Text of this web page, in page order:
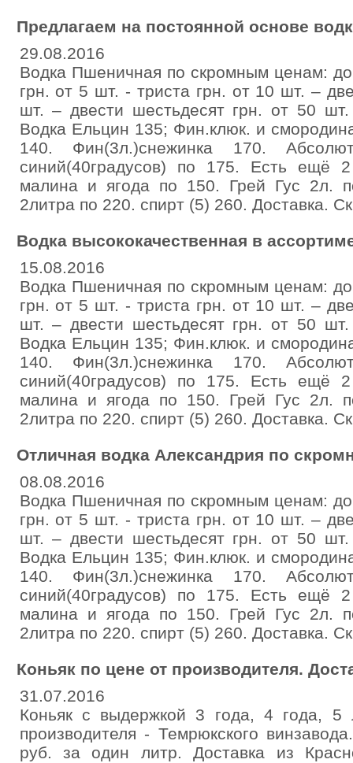
Предлагаем на постоянной основе
29.08.2016
Водка Пшеничная по скромным ценам: до
грн. от 5 шт. - триста грн. от 10 шт. –
шт. – двести шестьдесят грн. от 50 шт.
Водка Ельцин 135; Фин.клюк. и
140. Фин(3л.)снежинка 170.
синий(40градусов) по 175. Есть ещё
малина и ягода по 150. Грей Гус 2л.
2литра по 220. спирт (5) 260. Доставка.
Водка высококачественная в
15.08.2016
Водка Пшеничная по скромным ценам: до
грн. от 5 шт. - триста грн. от 10 шт. –
шт. – двести шестьдесят грн. от 50 шт.
Водка Ельцин 135; Фин.клюк. и
140. Фин(3л.)снежинка 170.
синий(40градусов) по 175. Есть ещё
малина и ягода по 150. Грей Гус 2л.
2литра по 220. спирт (5) 260. Доставка.
Отличная водка Александрия по
08.08.2016
Водка Пшеничная по скромным ценам: до
грн. от 5 шт. - триста грн. от 10 шт. –
шт. – двести шестьдесят грн. от 50 шт.
Водка Ельцин 135; Фин.клюк. и
140. Фин(3л.)снежинка 170.
синий(40градусов) по 175. Есть ещё
малина и ягода по 150. Грей Гус 2л.
2литра по 220. спирт (5) 260. Доставка.
Коньяк по цене от производителя.
31.07.2016
Коньяк с выдержкой 3 года, 4 года,
производителя - Темрюкского
руб. за один литр. Доставка из